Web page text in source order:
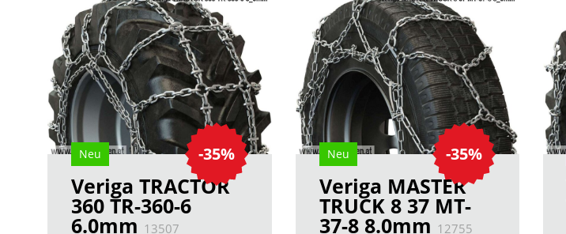
-35%
Neu
Veriga TRACTOR
360 TR-360-6
6.0mm 13507
-35%
Neu
Veriga MASTER
TRUCK 8 37 MT-
37-8 8.0mm 12755